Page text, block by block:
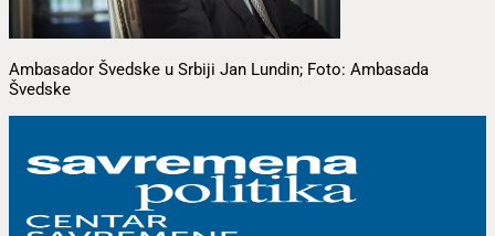
Ambasador Švedske u Srbiji Jan Lundin; Foto: Ambasada
Švedske